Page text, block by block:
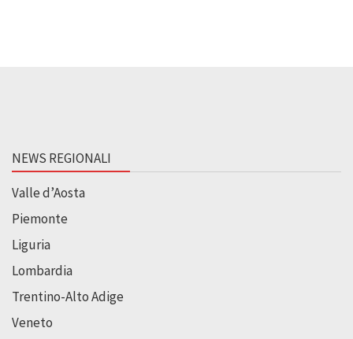
NEWS REGIONALI
Valle d’Aosta
Piemonte
Liguria
Lombardia
Trentino-Alto Adige
Veneto